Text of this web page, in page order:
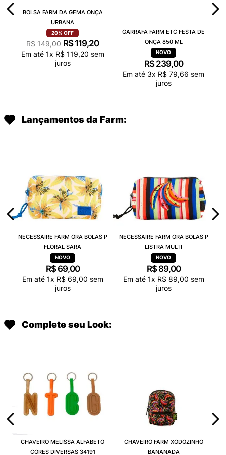
BOLSA FARM DA GEMA ONÇA
URBANA
20% OFF
R$ 149,00 R$ 119,20
Em até 1x R$ 119,20 sem
juros
GARRAFA FARM ETC FESTA DE
ONÇA 850 ML
R$ 239,00
Em até 3x R$ 79,66 sem
juros
Lançamentos da Farm:
NECESSAIRE FARM ORA BOLAS P
FLORAL SARA
R$ 69,00
Em até 1x R$ 69,00 sem
juros
NECESSAIRE FARM ORA BOLAS P
LISTRA MULTI
R$ 89,00
Em até 1x R$ 89,00 sem
juros
Complete seu Look:
CHAVEIRO MELISSA ALFABETO
CORES DIVERSAS 34191
CHAVEIRO FARM XODOZINHO
BANANADA